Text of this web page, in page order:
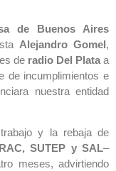
de Buenos Aires
Alejandro Gomel,
de radio Del Plata a
de incumplimientos e
nuestra entidad
y la rebaja de
SUTEP y SAL–
meses, advirtiendo